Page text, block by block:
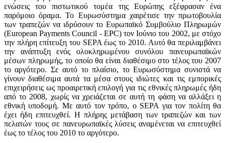
ενώσεις του πιστωτικού τομέα της Ευρώπης εξέφρασαν ένα
παρόμοιο όραμα. Το Ευρωσύστημα χαιρέτισε την πρωτοβουλία
των τραπεζών να ιδρύσουν το Ευρωπαϊκό Συμβούλιο Πληρωμών
(European Payments Council - EPC) τον Ιούνιο του 2002, με στόχο
την πλήρη επίτευξη του SEPA έως το 2010. Αυτό θα περιλαμβάνει
την ανάπτυξη ενός ολοκληρωμένου συνόλου πανευρωπαϊκών
μέσων πληρωμής, το οποίο θα είναι διαθέσιμο στο τέλος του 2007
το αργότερο. Σε αυτό το πλαίσιο, το Ευρωσύστημα συνιστά να
γίνουν διαθέσιμα αυτά τα μέσα στους ιδιώτες και τις εμπορικές
επιχειρήσεις ως προαιρετική επιλογή για τις εθνικές πληρωμές ήδη
από το 2008, χωρίς να χρειάζεται σε αυτή τη φάση να αλλάξει η
εθνική υποδομή. Με αυτό τον τρόπο, ο SEPA για τον πολίτη θα
έχει ήδη επιτευχθεί. Η πλήρης μετάβαση των τραπεζών και των
πελατών τους σε πανευρωπαϊκές λύσεις αναμένεται να επιτευχθεί
έως το τέλος του 2010 το αργότερο.